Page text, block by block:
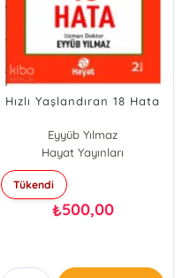
Hızlı Yaşlandıran 18 Hata
Eyyüb Yılmaz
Hayat Yayınları
Tükendi
₺500,00